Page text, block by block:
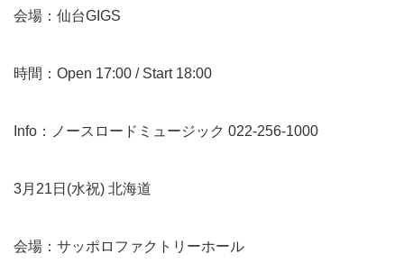
会場：仙台GIGS
時間：Open 17:00 / Start 18:00
Info：ノースロードミュージック 022-256-1000
3月21日(水祝) 北海道
会場：サッポロファクトリーホール